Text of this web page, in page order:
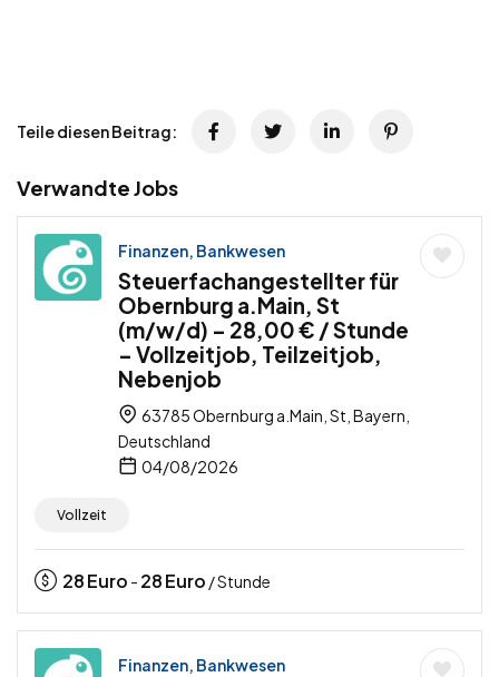
Teile diesen Beitrag:
Verwandte Jobs
Finanzen, Bankwesen
Steuerfachangestellter für
Obernburg a.Main, St
(m/w/d) – 28,00 € / Stunde
– Vollzeitjob, Teilzeitjob,
Nebenjob
63785 Obernburg a.Main, St, Bayern,
Deutschland
04/08/2026
Vollzeit
28Euro - 28Euro / Stunde
Finanzen, Bankwesen